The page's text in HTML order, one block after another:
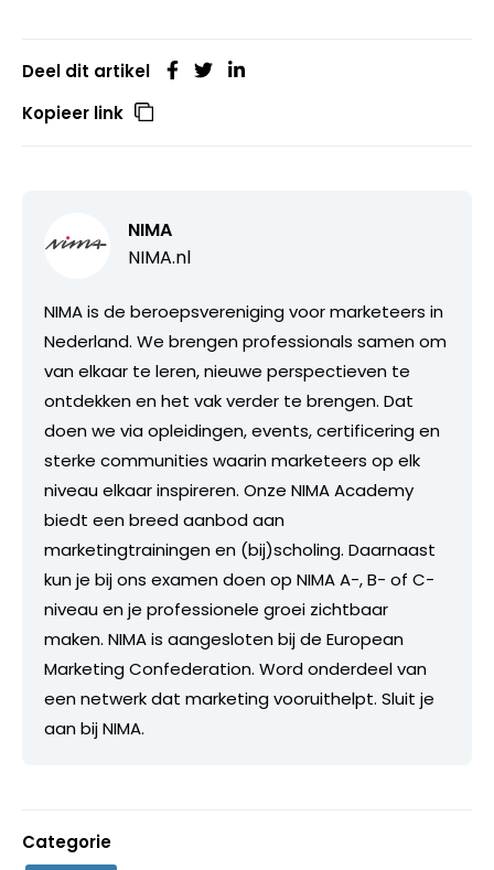
Deel dit artikel
Kopieer link
NIMA
NIMA.nl
NIMA is de beroepsvereniging voor marketeers in
Nederland. We brengen professionals samen om
van elkaar te leren, nieuwe perspectieven te
ontdekken en het vak verder te brengen. Dat
doen we via opleidingen, events, certificering en
sterke communities waarin marketeers op elk
niveau elkaar inspireren. Onze NIMA Academy
biedt een breed aanbod aan
marketingtrainingen en (bij)scholing. Daarnaast
kun je bij ons examen doen op NIMA A-, B- of C-
niveau en je professionele groei zichtbaar
maken. NIMA is aangesloten bij de European
Marketing Confederation. Word onderdeel van
een netwerk dat marketing vooruithelpt. Sluit je
aan bij NIMA.
Categorie